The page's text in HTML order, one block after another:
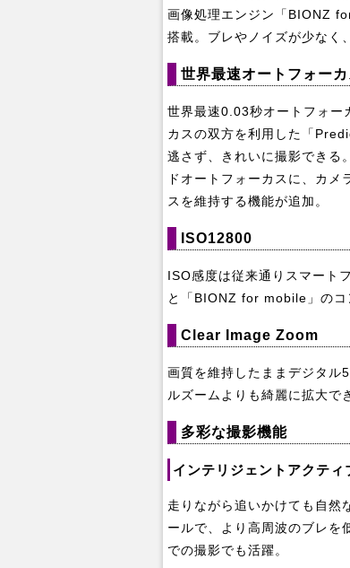
画像処理エンジン「BIONZ
搭載。ブレやノイズが少なく
世界最速オートフォーカ
世界最速0.03秒オートフォー
カスの双方を利用した「
逃さず、きれいに撮影でき
ドオートフォーカスに、カ
スを維持する機能が追加。
ISO12800
ISO感度は従来通りスマート
と「BIONZ for mobile」のコ
Clear Image Zoom
画質を維持したままデジタ
ルズームよりも綺麗に拡大で
多彩な撮影機能
インテリジェントアクティ
走りながら追いかけても自然
ールで、より高周波のブレを
での撮影でも活躍。